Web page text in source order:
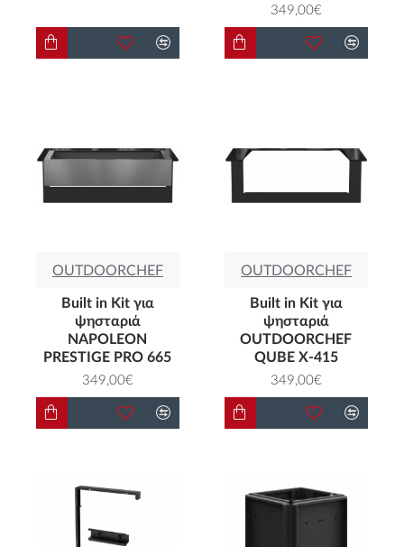
349,00€
OUTDOORCHEF
Built in Kit για
ψησταριά
NAPOLEON
PRESTIGE PRO 665
349,00€
OUTDOORCHEF
Built in Kit για
ψησταριά
OUTDOORCHEF
QUBE X-415
349,00€